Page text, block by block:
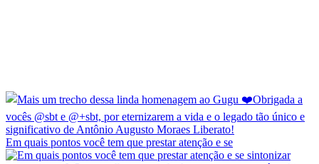
Em quais pontos você tem que prestar atenção e se